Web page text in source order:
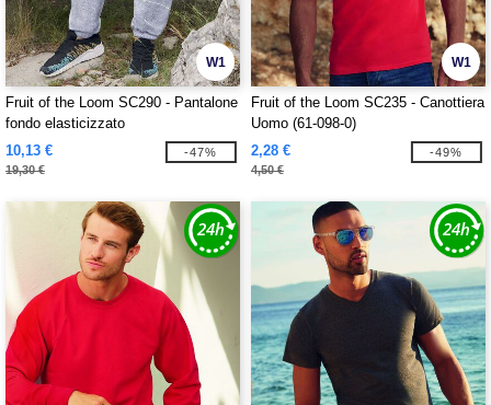
W1
Fruit of the Loom SC290 - Pantalone
fondo elasticizzato
10,13 €
19,30 €
-47%
W1
Fruit of the Loom SC235 - Canottiera
Uomo (61-098-0)
2,28 €
4,50 €
-49%